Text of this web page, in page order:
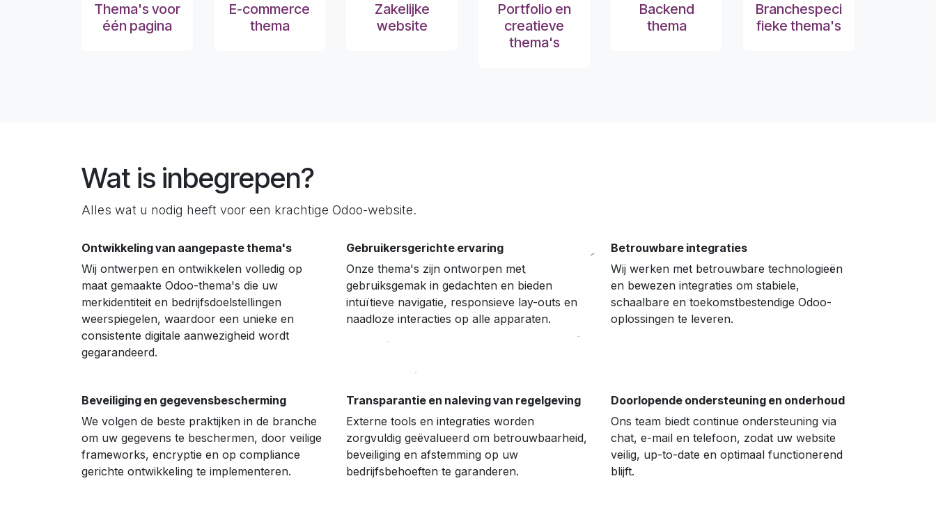
Thema's voor
één pagina
E-commerce
thema
Zakelijke
website
Portfolio en
creatieve
thema's
Backend
thema
Branchespeci
fieke thema's
Wat is inbegrepen?
Alles wat u nodig heeft voor een krachtige Odoo-website.
Ontwikkeling van aangepaste thema's
Wij ontwerpen en ontwikkelen volledig op
maat gemaakte Odoo-thema's die uw
merkidentiteit en bedrijfsdoelstellingen
weerspiegelen, waardoor een unieke en
consistente digitale aanwezigheid wordt
gegarandeerd.
Gebruikersgerichte ervaring
Onze thema's zijn ontworpen met
gebruiksgemak in gedachten en bieden
intuïtieve navigatie, responsieve lay-outs en
naadloze interacties op alle apparaten.
Betrouwbare integraties
Wij werken met betrouwbare technologieën
en bewezen integraties om stabiele,
schaalbare en toekomstbestendige Odoo-
oplossingen te leveren.
Beveiliging en gegevensbescherming
We volgen de beste praktijken in de branche
om uw gegevens te beschermen, door veilige
frameworks, encryptie en op compliance
gerichte ontwikkeling te implementeren.
Transparantie en naleving van regelgeving
Externe tools en integraties worden
zorgvuldig geëvalueerd om betrouwbaarheid,
beveiliging en afstemming op uw
bedrijfsbehoeften te garanderen.
Doorlopende ondersteuning en onderhoud
Ons team biedt continue ondersteuning via
chat, e-mail en telefoon, zodat uw website
veilig, up-to-date en optimaal functionerend
blijft.